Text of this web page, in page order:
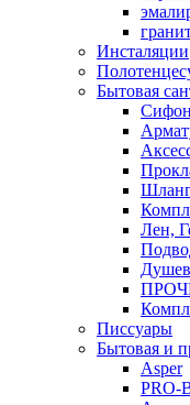
Инсталяции
Бытовая
Лен,
Писсуары
Бытовая и
Asper
PRO-